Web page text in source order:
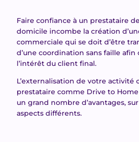
Faire confiance à un prestataire
domicile incombe la création
commerciale qui se doit d’être
d’une coordination sans faille afin
l’intérêt du client final.
L’externalisation de votre activité
prestataire comme Drive to
un grand nombre d’avantages,
aspects différents.